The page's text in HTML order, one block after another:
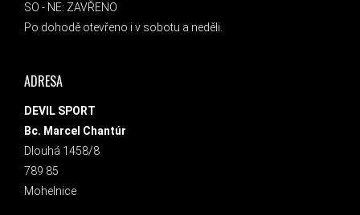
SO - NE: ZAVŘENO
Po dohodě otevřeno i v sobotu a neděli.
ADRESA
DEVIL SPORT
Bc. Marcel Chantúr
Dlouhá 1458/8
789 85
Mohelnice